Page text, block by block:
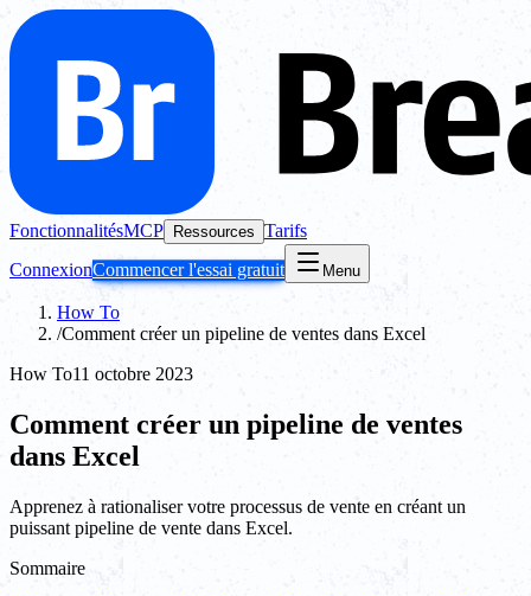
FonctionnalitésMCP Ressources Tarifs
ConnexionCommencer l'essai gratuit Menu
How To
/Comment créer un pipeline de ventes dans Excel
How To11 octobre 2023
Comment créer un pipeline de ventes
dans Excel
Apprenez à rationaliser votre processus de vente en créant un
puissant pipeline de vente dans Excel.
Sommaire